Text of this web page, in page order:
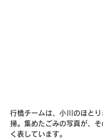
行橋チームは、小川のほと
掃。集めたごみの写真が、
く表しています。